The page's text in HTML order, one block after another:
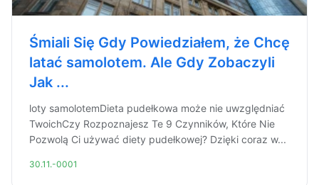
Śmiali Się Gdy Powiedziałem, że Chcę
latać samolotem. Ale Gdy Zobaczyli
Jak ...
loty samolotemDieta pudełkowa może nie uwzględniać
TwoichCzy Rozpoznajesz Te 9 Czynników, Które Nie
Pozwolą Ci używać diety pudełkowej? Dzięki coraz w...
30.11.-0001